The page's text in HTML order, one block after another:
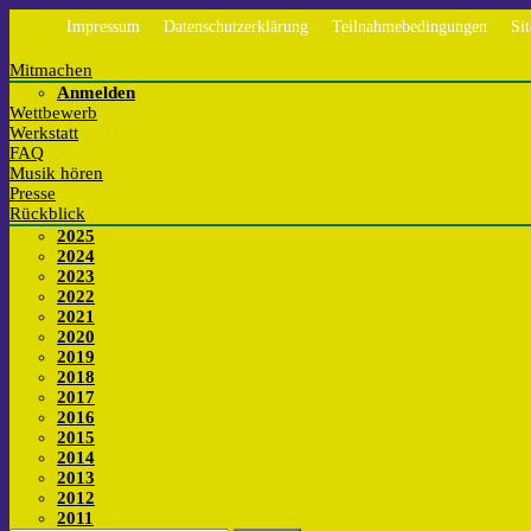
Impressum Datenschutzerklärung Teilnahmebedingungen
Mitmachen
Anmelden
Wettbewerb
Werkstatt
FAQ
Musik hören
Presse
Rückblick
2025
2024
2023
2022
2021
2020
2019
2018
2017
2016
2015
2014
2013
2012
2011